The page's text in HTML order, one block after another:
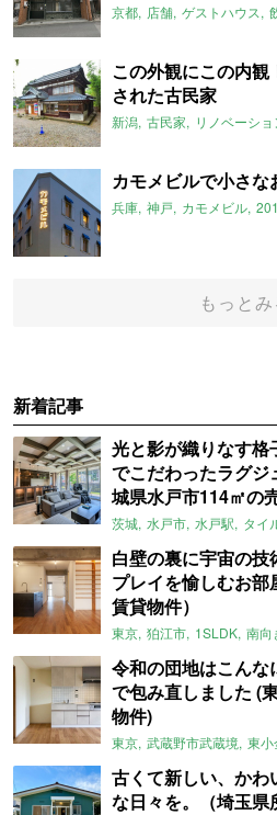
京都 店舗 ゲストハウス
この外観にこの内
された古民家
新潟 古民家 リノベーショ
カモメビルで小さな
兵庫 神戸 カモメビル
もっとみ
新着記事
光と影が織りなす格
でこだわったラグ
城県水戸市114㎡の
茨城 水戸市 水戸駅 タイ
白壁の裏に宇宙の
プレイを愉しむお
賃貸物件）
東京 狛江市 1SLDK 南向
令和の団地はこんな
で包み直しました (
物件)
東京 武蔵野市武蔵境 東小
古くて新しい、かわ
な日々を。（埼玉県